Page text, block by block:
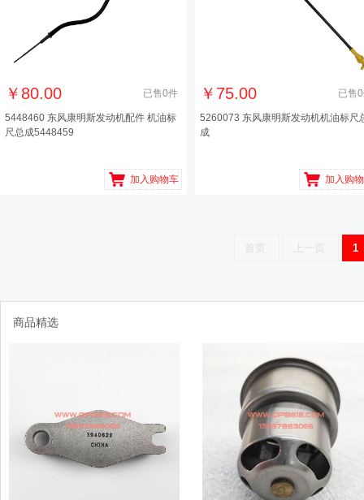
￥ 80.00 已售0件
5448460 东风康明斯发动机配件 机油标
尺总成5448459
加入购物车
￥ 75.00 已售0
5260073 东风康明斯发动机机油标尺
成
加入购
首页 上一页 1
商品精选